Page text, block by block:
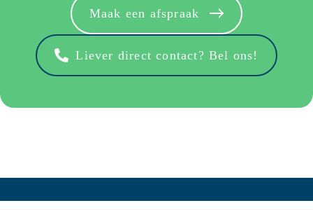
Maak een afspraak
Liever direct contact? Bel ons!